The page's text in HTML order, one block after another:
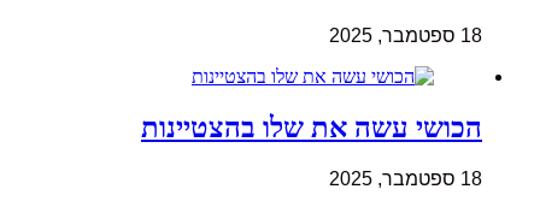
18 ספטמבר, 2025
הכושי עשה את שלו בהצטיינות
18 ספטמבר, 2025